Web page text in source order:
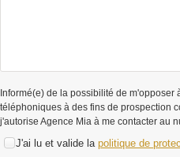
Informé(e) de la possibilité de
téléphoniques à des fins de prospection
j'autorise Agence Mia à me contacter au
J'ai lu et valide la politique de